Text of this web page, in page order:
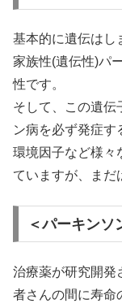
基本的に遺伝はし
家族性(遺伝性)パ
性です。
そして、この遺伝
ン病を必ず発症す
環境因子など様々
ていますが、まだ
＜パーキンソ
治療薬が研究開発
者さんの間に寿命